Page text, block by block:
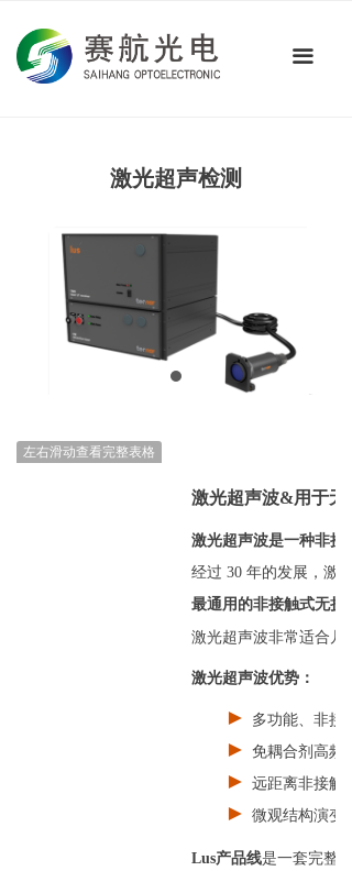
끀
首页
关于我们
联系我们
激光超声检测
左右滑动查看完整表格
激光超声波&用于无
激光超声波是一种非接
经过 30 年的发展，激
最通用的非接触式无损
激光超声波非常适合几
激光超声波优势：
► 多功能、非接
► 免耦合剂高频
► 远距离非接触
► 微观结构演变
Lus产品线是一套完整